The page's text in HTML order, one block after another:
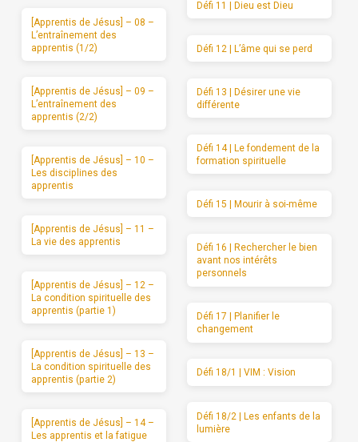
[Apprentis de Jésus] – 08 –
L’entraînement des
apprentis (1/2)
[Apprentis de Jésus] – 09 –
L’entraînement des
apprentis (2/2)
[Apprentis de Jésus] – 10 –
Les disciplines des
apprentis
[Apprentis de Jésus] – 11 –
La vie des apprentis
[Apprentis de Jésus] – 12 –
La condition spirituelle des
apprentis (partie 1)
[Apprentis de Jésus] – 13 –
La condition spirituelle des
apprentis (partie 2)
[Apprentis de Jésus] – 14 –
Les apprentis et la fatigue
Défi 11 | Dieu est Dieu
Défi 12 | L’âme qui se perd
Défi 13 | Désirer une vie
différente
Défi 14 | Le fondement de la
formation spirituelle
Défi 15 | Mourir à soi-même
Défi 16 | Rechercher le bien
avant nos intérêts
personnels
Défi 17 | Planifier le
changement
Défi 18/1 | VIM : Vision
Défi 18/2 | Les enfants de la
lumière